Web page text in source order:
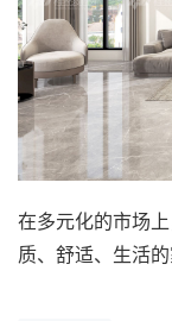
在多元化的市场
质、舒适、生活的